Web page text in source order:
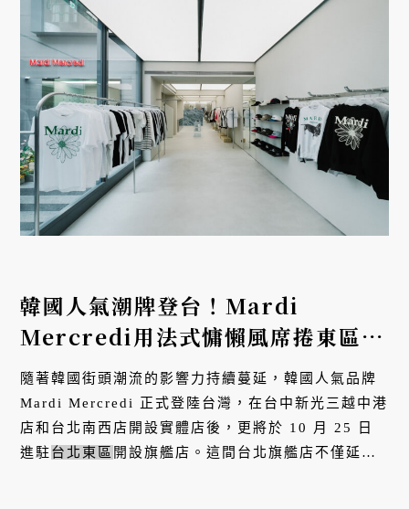
韓國人氣潮牌登台！Mardi
Mercredi用法式慵懶風席捲東區，
引領小雛菊風潮
隨著韓國街頭潮流的影響力持續蔓延，韓國人氣品牌
Mardi Mercredi 正式登陸台灣，在台中新光三越中港
店和台北南西店開設實體店後，更將於 10 月 25 日
進駐台北東區 開設旗艦店。這間台北旗艦店不僅延續